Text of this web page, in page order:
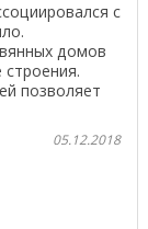
с
домов
позволяет
05.12.2018